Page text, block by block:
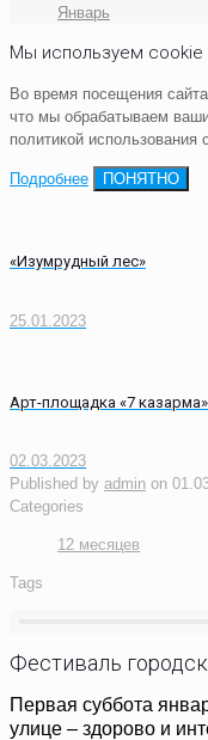
Январь
Мы используем cookie
Во время посещения
что мы обрабатываем
политикой использования
Подробнее ПОНЯТНО
«Изумрудный лес»
25.01.2023
Арт-площадка «7 казарма»
02.03.2023
Published by admin on
Categories
12 месяцев
Tags
Фестиваль
Первая суббота
улице – здорово и